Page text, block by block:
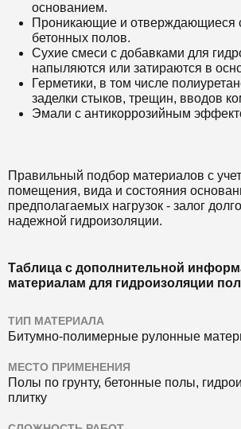
основанием.
Проникающие и отверждающиеся
бетонных полов.
Сухие смеси с добавками для
напыляются или затираются в
Герметики, в том числе
заделки стыков, трещин, вводов
Эмали с антикоррозийным
Правильный подбор материалов с
помещения, вида и состояния
предполагаемых нагрузок - залог
надежной гидроизоляции.
Таблица с дополнительной
материалам для гидроизоляции
ТИП МАТЕРИАЛА
Битумно-полимерные рулонные
МЕСТО ПРИМЕНЕНИЯ
Полы по грунту, бетонные полы,
плитку